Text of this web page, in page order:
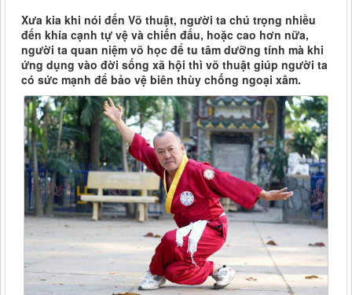
Xưa kia khi nói đến Võ thuật, người ta chú trọng nhiều
đến khía cạnh tự vệ và chiến đấu, hoặc cao hơn nữa,
người ta quan niệm võ học để tu tâm dưỡng tính mà khi
ứng dụng vào đời sống xã hội thì võ thuật giúp người ta
có sức mạnh để bảo vệ biên thùy chống ngoại xâm.